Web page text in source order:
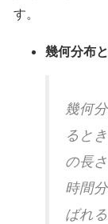
す。
幾何分布
幾何
ると
の長
時間
ばれる